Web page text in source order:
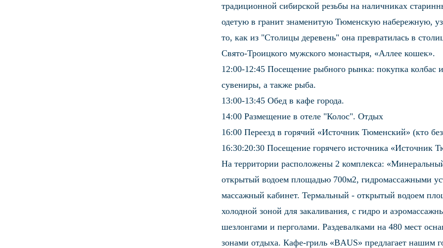
традиционной сибирской резьбы на наличниках
одетую в гранит знаменитую Тюменскую набережную,
то, как из "Столицы деревень" она превратилась в
Свято-Троицкого мужского монастыря, «Аллее кошек».
12:00-12:45 Посещение рыбного рынка: покупка колбас
сувениры, а также рыба.
13:00-13:45 Обед в кафе города.
14:00 Размещение в отеле "Колос". Отдых
16:00 Переезд в горячий «Источник Тюменский» (кто
16:30:20:30 Посещение горячего источника «Источник
На территории расположены 2 комплекса:
открытый водоем площадью 700м2, гидромассажными
массажный кабинет. Термальный - открытый водоем
холодной зоной для закаливания, с гидро и
шезлонгами и перголами. Раздевалками на 480 мест
зонами отдыха. Кафе-гриль «BAUS» предлагает